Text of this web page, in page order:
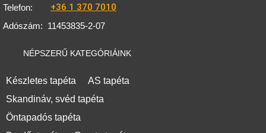
Telefon: +36 1 370 7010
Adószám: 11453835-2-07
NÉPSZERŰ KATEGÓRIÁINK
Készletes tapéta
AS tapéta
Skandináv, svéd tapéta
Öntapadós tapéta